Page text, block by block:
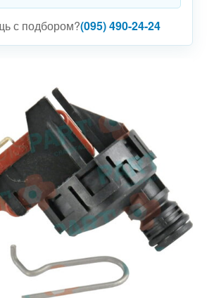
с подбором?(095) 490-24-24